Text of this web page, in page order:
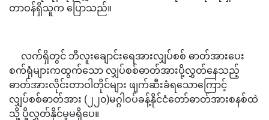
တာဝန်ရှိသူက ပြောသည်။
လက်ရှိတွင် ဘီလူးချောင်းရေအားလျှပ်စစ် ဓာတ်အားပေး
စက်ရုံများကထွက်သော လျှပ်စစ်ဓာတ်အားပို့လွှတ်နေသည့်
ဓာတ်အားလိုင်းတာဝါတိုင်များ ဖျက်ဆီးခံရသောကြောင့်
လျှပ်စစ်ဓာတ်အား (၂၂၀)မဂ္ဂါဝပ်ခန့်နိုင်ငံတော်ဓာတ်အားစနစ်ထဲ
သို့ ပို့လွှတ်နိုင်မှုမရှိပေ။